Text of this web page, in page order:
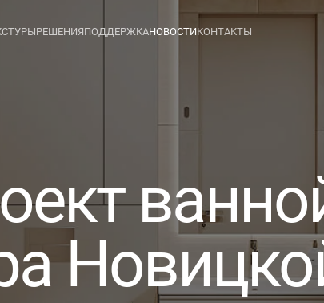
РЕШЕНИЯПОДДЕРЖКАНОВОСТИКОНТАКТЫ